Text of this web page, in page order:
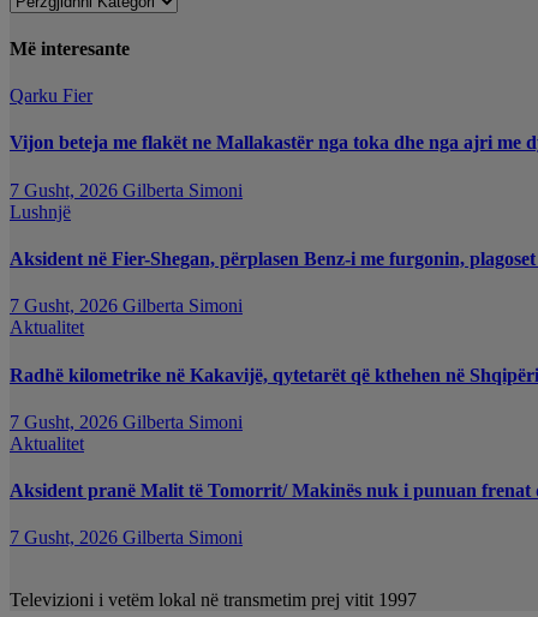
Më interesante
Qarku Fier
Vijon beteja me flakët ne Mallakastër nga toka dhe nga ajri me
7 Gusht, 2026 Gilberta Simoni
Lushnjë
Aksident në Fier-Shegan, përplasen Benz-i me furgonin,
7 Gusht, 2026 Gilberta Simoni
Aktualitet
Radhë kilometrike në Kakavijë, qytetarët që kthehen në
7 Gusht, 2026 Gilberta Simoni
Aktualitet
Aksident pranë Malit të Tomorrit/ Makinës nuk i punuan frenat
7 Gusht, 2026 Gilberta Simoni
Televizioni i vetëm lokal në transmetim prej vitit 1997